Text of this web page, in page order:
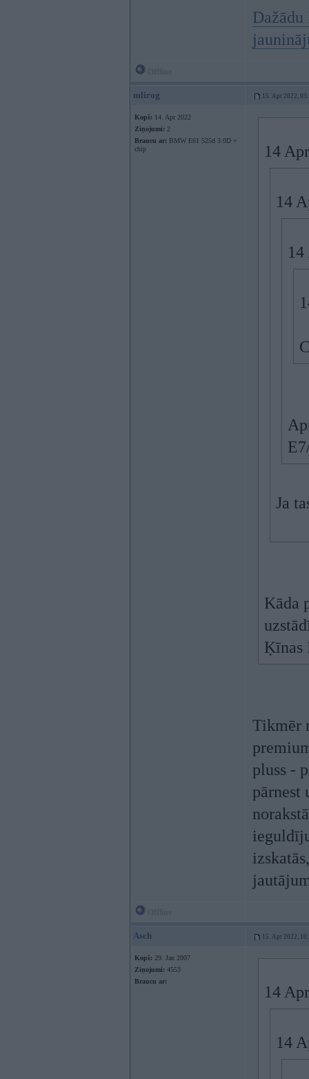
mlirog 15. Apr 2022,
Kopš: 14. Apr 2022
Ziņojumi: 2
Braucu ar: BMW E61 525d 3.0D +
chip
14
14
Ja
Kāda
Ķīnas
Tikmēr
pluss -
pārnest
Asch 15. Apr 2022,
Kopš: 29. Jan 2007
Ziņojumi: 4553
Braucu ar:
14
14